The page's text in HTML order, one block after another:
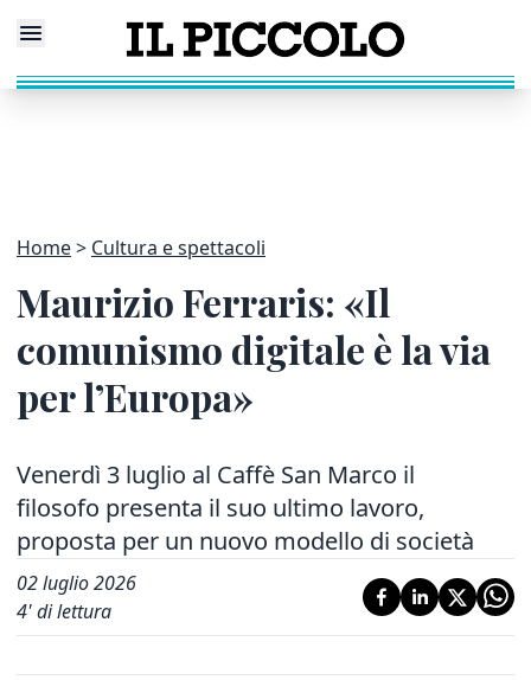
Home Cultura e spettacoli
Maurizio Ferraris: «Il
comunismo digitale è la via
per l’Europa»
Venerdì 3 luglio al Caffè San Marco il
filosofo presenta il suo ultimo lavoro,
proposta per un nuovo modello di società
02 luglio 2026
4' di lettura